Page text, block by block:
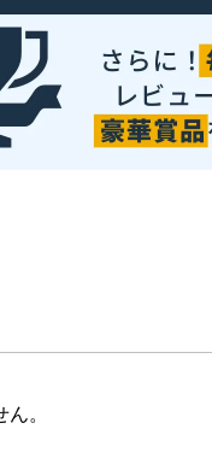
。